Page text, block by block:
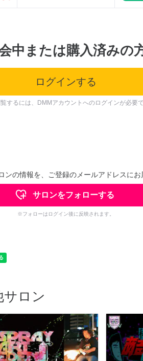
中または購入済みの
ログインする
するには、DMMアカウントへのログインが必要で
ンの情報を、ご登録のメールアドレスにお
サロンをフォローする
※フォローはログイン後に反映されます。
ロン